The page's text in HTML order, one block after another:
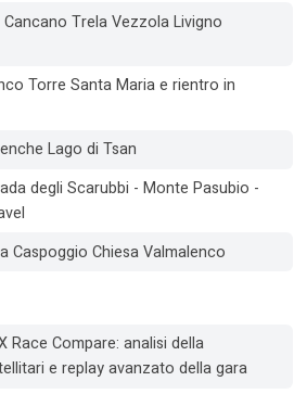
Trela Vezzola Livigno
Torre Santa Maria e rientro in
Lago di Tsan
degli Scarubbi - Monte Pasubio -
Caspoggio Chiesa Valmalenco
Race Compare: analisi della
e replay avanzato della gara